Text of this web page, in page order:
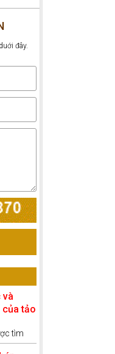
đây.
và
tảo
tìm
Chile,